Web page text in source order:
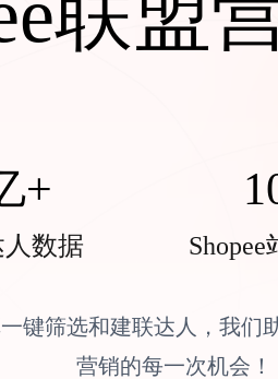
+
数据
键筛选和建联达人，我们
营销的每一次机会！